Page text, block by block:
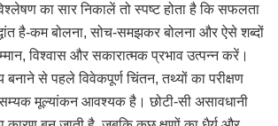
का सार निकालें तो स्पष्ट होता है कि सफलता
है-कम बोलना, सोच-समझकर बोलना और ऐसे शब्दों
विश्वास और सकारात्मक प्रभाव उत्पन्न करें।
बनाने से पहले विवेकपूर्ण चिंतन, तथ्यों का परीक्षण
सम्यक मूल्यांकन आवश्यक है। छोटी-सी असावधानी